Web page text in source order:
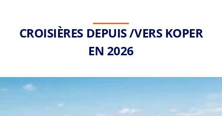
CROISIÈRES DEPUIS /VERS KOPER
EN 2026